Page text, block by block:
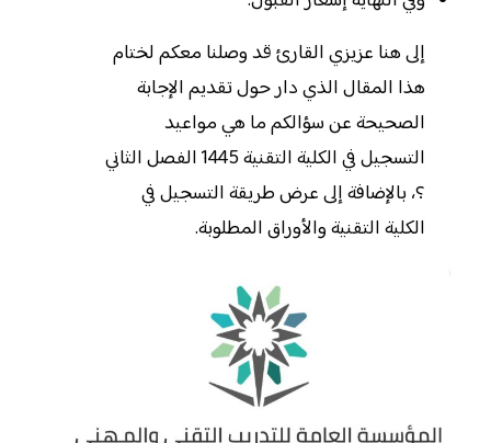
إلى هنا عزيزي القارئ قد وصلنا معكم لختام
هذا المقال الذي دار حول تقديم الإجابة
الصحيحة عن سؤالكم ما هي مواعيد
التسجيل في الكلية التقنية 1445 الفصل الثاني
؟، بالإضافة إلى عرض طريقة التسجيل في
الكلية التقنية والأوراق المطلوبة.